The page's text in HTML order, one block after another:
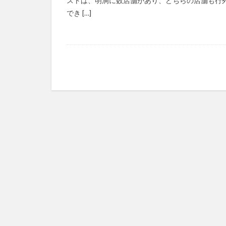
でき […]